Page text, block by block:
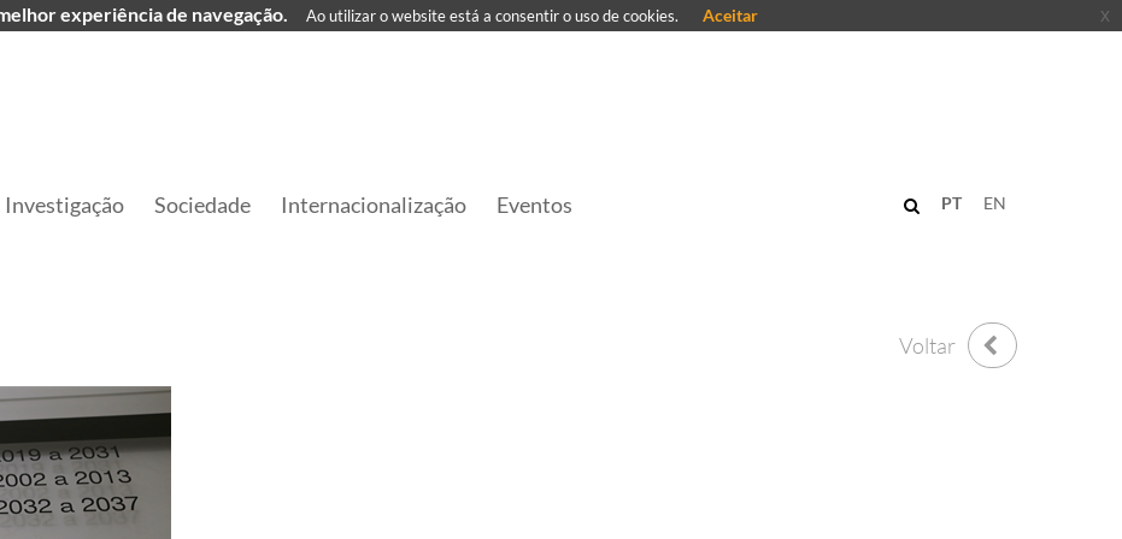
Investigação Sociedade Internacionalização Eventos EN
PT
Voltar
experiência de navegação. Ao utilizar o website está a consentir o uso de cookies. Aceitar x